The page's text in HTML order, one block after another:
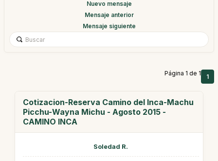
Nuevo mensaje
Mensaje anterior
Mensaje siguiente
Página 1 de 1 1
Cotizacion-Reserva Camino del Inca-Machu
Picchu-Wayna Michu - Agosto 2015 -
CAMINO INCA
Soledad R.